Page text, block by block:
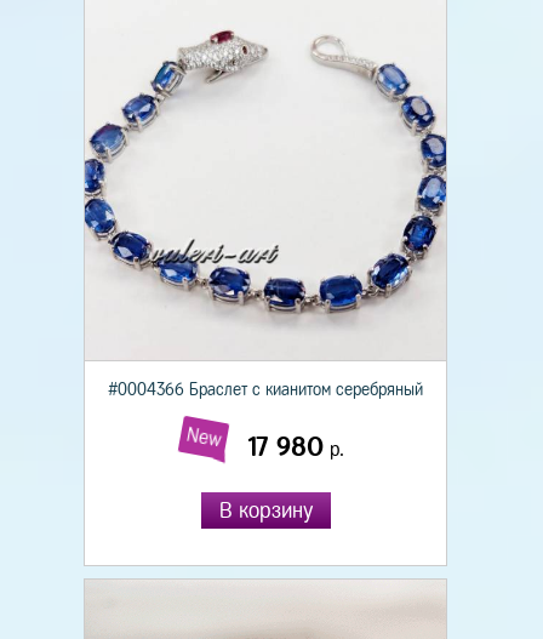
#0004366 Браслет с кианитом серебряный
New 17 980 р.
В корзину